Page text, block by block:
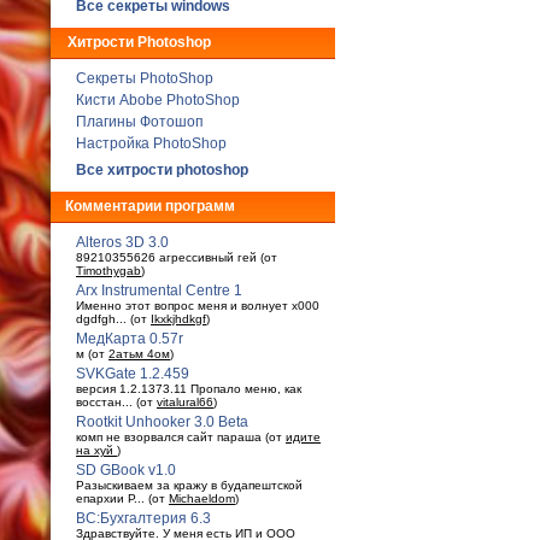
Все секреты windows
Хитрости Photoshop
Секреты PhotoShop
Кисти Abobe PhotoShop
Плагины Фотошоп
Настройка PhotoShop
Все хитрости photoshop
Комментарии программ
Alteros 3D 3.0
89210355626 агрессивный гей (от
Timothygab)
Arx Instrumental Centre 1
Именно этот вопрос меня и волнует x000
dgdfgh... (от Ikxkjhdkgf)
МедКарта 0.57r
м (от 2атьм 4ом)
SVKGate 1.2.459
версия 1.2.1373.11 Пропало меню, как
восстан... (от vitalural66)
Rootkit Unhooker 3.0 Beta
комп не взорвался сайт параша (от идите
на хуй )
SD GBook v1.0
Разыскиваем за кражу в будaпештской
епархии Р... (от Michaeldom)
ВС:Бухгалтерия 6.3
Здравствуйте. У меня есть ИП и ООО